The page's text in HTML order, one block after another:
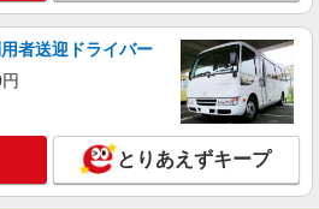
者送迎ドライバー
とりあえずキープ